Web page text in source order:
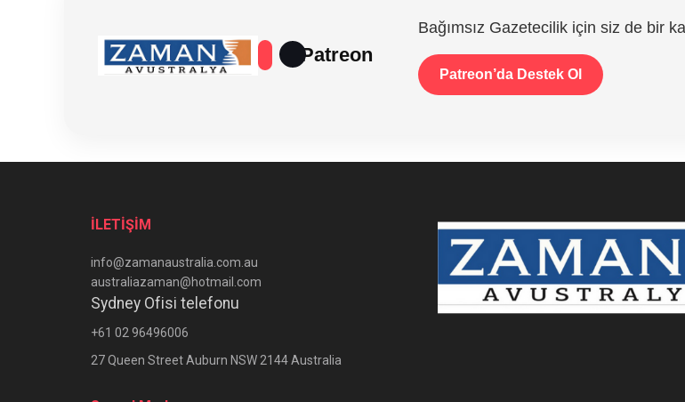
Patreon
Bağımsız Gazetecilik için siz de bir
Patreon’da Destek Ol
İLETİŞİM
info@zamanaustralia.com.au
australiazaman@hotmail.com
Sydney Ofisi telefonu
+61 02 96496006
27 Queen Street Auburn NSW 2144 Australia